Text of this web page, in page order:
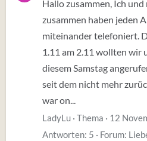
Hallo zusammen, Ich
zusammen haben jeden
miteinander telefoniert.
1.11 am 2.11 wollten wir
diesem Samstag
seit dem nicht mehr
war on...
LadyLu Thema 12
Antworten: 5 Forum: